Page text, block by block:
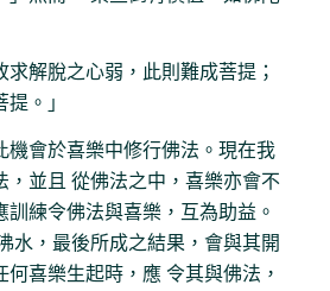
求解脫之心弱，此則難成菩提；
。」
機會於喜樂中修行佛法。現在我
，並且 從佛法之中，喜樂亦會不
訓練令佛法與喜樂，互為助益。
水，最後所成之結果，會與其開
喜樂生起時，應 令其與佛法，